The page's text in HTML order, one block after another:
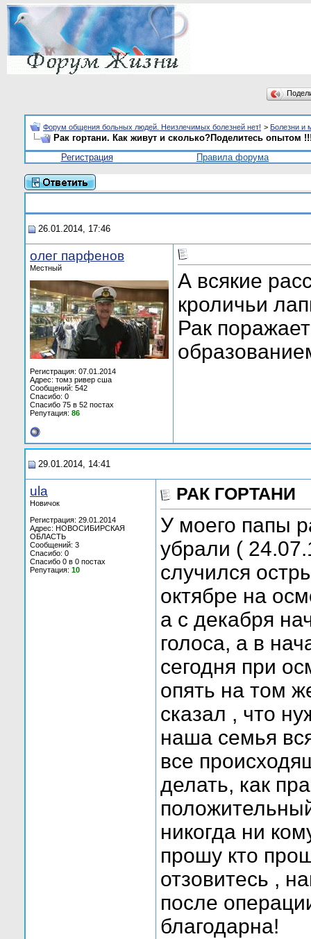
Форум общения больных людей. Неизлечимых болезней нет! > Болезни и
Рак гортани. Как живут и сколько?Поделитесь опытом
Регистрация
Правила форума
26.01.2014, 17:46
олег парфенов
Местный
Регистрация: 07.01.2014
Адрес: томз ривер сша
Сообщений: 542
Спасибо: 0
Спасибо 75 в 52 постах
Репутация: 86
А всякие
кроличьи
Рак
29.01.2014, 14:41
ula
Новичок
Регистрация: 29.01.2014
Адрес: НОВОСИБИРСКАЯ
ОБЛАСТЬ
Сообщений: 3
Спасибо: 0
Спасибо 0 в 0 постах
Репутация: 10
РАК ГОРТАНИ
У моего папы
убрали (
случился
октябре на
а с декабря
голоса, а в
сегодня при
опять на том
сказал , что
наша семья
все
делать, как
никогда ни
прошу кто
отзовитесь ,
после
благодарна!